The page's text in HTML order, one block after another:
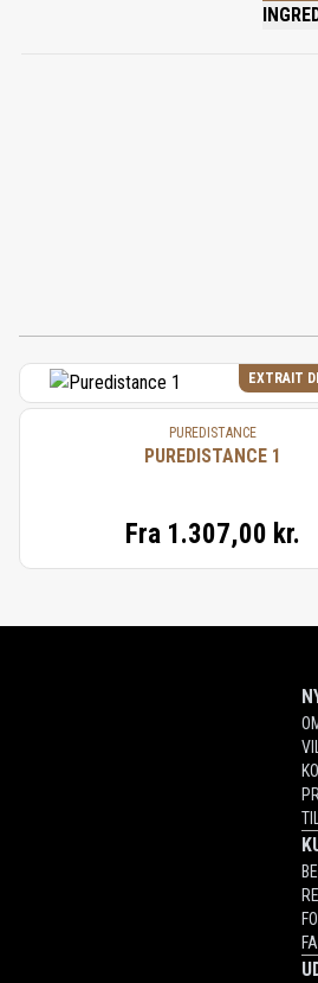
EXTRAIT
PUREDISTANCE
PUREDISTANCE 1
Fra 1.307,00 kr.